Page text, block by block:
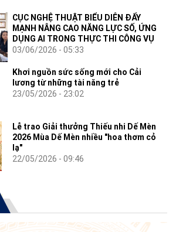
CỤC NGHỆ THUẬT BIỂU DIỄN ĐẨY
MẠNH NÂNG CAO NĂNG LỰC SỐ, ỨNG
DỤNG AI TRONG THỰC THI CÔNG VỤ
03/06/2026 - 05:33
Khơi nguồn sức sống mới cho Cải
lương từ những tài năng trẻ
23/05/2026 - 23:02
Lễ trao Giải thưởng Thiếu nhi Dế Mèn
2026 Mùa Dế Mèn nhiều "hoa thơm cỏ
lạ"
22/05/2026 - 09:46